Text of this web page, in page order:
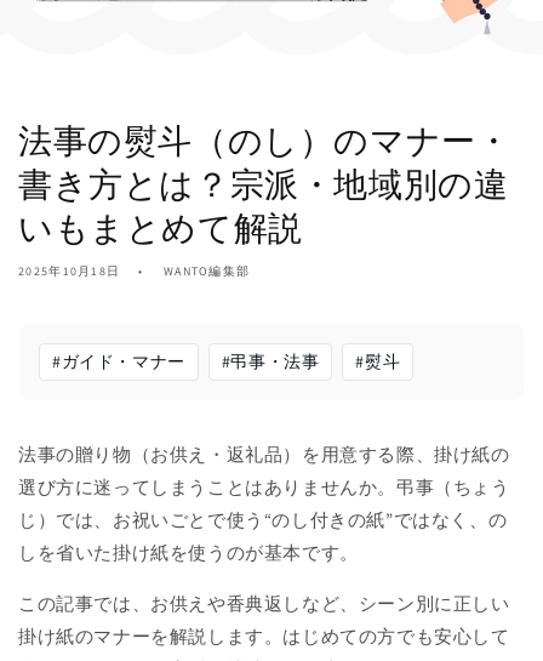
法事の熨斗（のし）のマナー・
書き方とは？宗派・地域別の違
いもまとめて解説
2025年10月18日 WANTO編集部
#ガイド・マナー #弔事・法事 #熨斗
法事の贈り物（お供え・返礼品）を用意する際、掛け紙の
選び方に迷ってしまうことはありませんか。弔事（ちょう
じ）では、お祝いごとで使う“のし付きの紙”ではなく、の
しを省いた掛け紙を使うのが基本です。
この記事では、お供えや香典返しなど、シーン別に正しい
掛け紙のマナーを解説します。はじめての方でも安心して